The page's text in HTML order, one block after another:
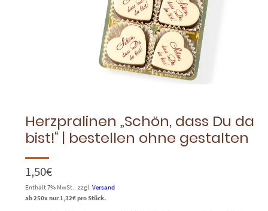
Herzpralinen „Schön, dass Du da
bist!“ | bestellen ohne gestalten
1,50€
Enthält 7% MwSt. zzgl.Versand
ab 250x nur1,32€pro Stück.